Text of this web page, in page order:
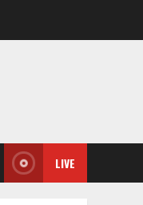
LIVE